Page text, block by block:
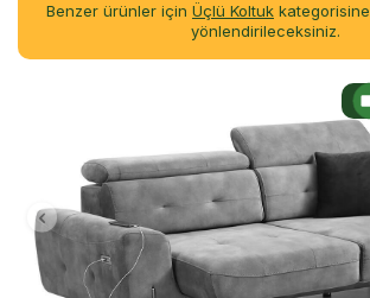
Benzer ürünler için Üçlü Koltuk kategorisine
yönlendirileceksiniz.